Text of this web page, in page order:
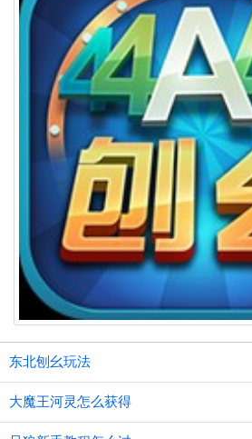
东北刨幺玩法
大魔王河灵怎么获得